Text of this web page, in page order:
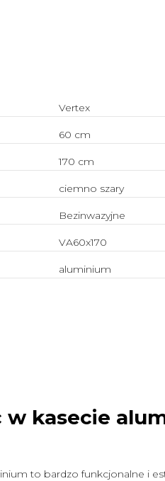
Vertex
60 cm
170 cm
ciemno szary
Bezinwazyjne
VA60x170
aluminium
w kasecie
to bardzo funkcjonalne i